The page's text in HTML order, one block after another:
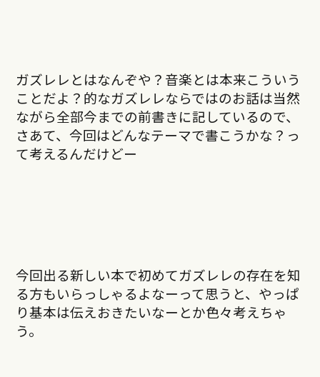
ガズレレとはなんぞや？音楽とは本来こういう
ことだよ？的なガズレレならではのお話は当然
ながら全部今までの前書きに記しているので、
さあて、今回はどんなテーマで書こうかな？っ
て考えるんだけどー
今回出る新しい本で初めてガズレレの存在を知
る方もいらっしゃるよなーって思うと、やっぱ
り基本は伝えおきたいなーとか色々考えちゃ
う。